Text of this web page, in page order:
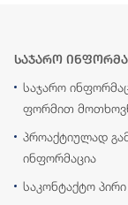
საჯარო
საჯარო
ფორმით
პროაქტიულად
ინფორმაცია
საკონტაქტო პირი